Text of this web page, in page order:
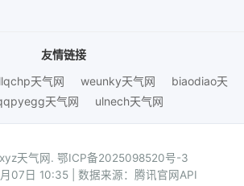
友情链接
llqchp天气网 weunky天气网
biaodiao天
天气网 ulnech天气网
天气网. 鄂ICP备2025098520号-3
07日 10:35 | 数据来源：腾讯官网API